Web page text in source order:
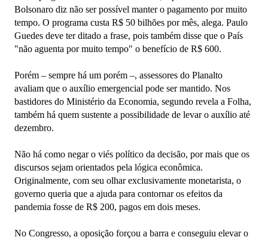
Bolsonaro diz não ser possível manter o pagamento por muito
tempo. O programa custa R$ 50 bilhões por mês, alega. Paulo
Guedes deve ter ditado a frase, pois também disse que o País
"não aguenta por muito tempo" o benefício de R$ 600.
Porém – sempre há um porém –, assessores do Planalto
avaliam que o auxílio emergencial pode ser mantido. Nos
bastidores do Ministério da Economia, segundo revela a Folha,
também há quem sustente a possibilidade de levar o auxílio até
dezembro.
Não há como negar o viés político da decisão, por mais que os
discursos sejam orientados pela lógica econômica.
Originalmente, com seu olhar exclusivamente monetarista, o
governo queria que a ajuda para contornar os efeitos da
pandemia fosse de R$ 200, pagos em dois meses.
No Congresso, a oposição forçou a barra e conseguiu elevar o